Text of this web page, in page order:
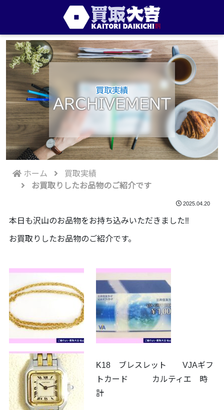
買取実績
ARCHIVEMENT
ホーム
買取実績
お買取りしたお品物のご紹介です
2025.04.20
本日も沢山のお品物をお持ち込みいただきました‼️
お買取りしたお品物のご紹介です。
K18 ブレスレット VJAギフ
トカード カルティエ 時
計